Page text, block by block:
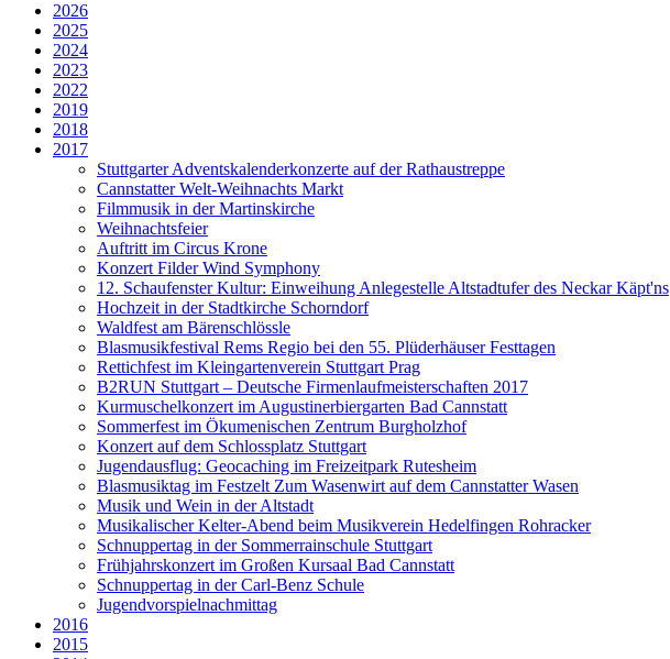
2026
2025
2024
2023
2022
2019
2018
2017
Stuttgarter Adventskalenderkonzerte auf der Rathaustreppe
Cannstatter Welt-Weihnachts Markt
Filmmusik in der Martinskirche
Weihnachtsfeier
Auftritt im Circus Krone
Konzert Filder Wind Symphony
12. Schaufenster Kultur: Einweihung Anlegestelle Altstadtufer des Neckar Käpt'ns
Hochzeit in der Stadtkirche Schorndorf
Waldfest am Bärenschlössle
Blasmusikfestival Rems Regio bei den 55. Plüderhäuser Festtagen
Rettichfest im Kleingartenverein Stuttgart Prag
B2RUN Stuttgart – Deutsche Firmenlaufmeisterschaften 2017
Kurmuschelkonzert im Augustinerbiergarten Bad Cannstatt
Sommerfest im Ökumenischen Zentrum Burgholzhof
Konzert auf dem Schlossplatz Stuttgart
Jugendausflug: Geocaching im Freizeitpark Rutesheim
Blasmusiktag im Festzelt Zum Wasenwirt auf dem Cannstatter Wasen
Musik und Wein in der Altstadt
Musikalischer Kelter-Abend beim Musikverein Hedelfingen Rohracker
Schnuppertag in der Sommerrainschule Stuttgart
Frühjahrskonzert im Großen Kursaal Bad Cannstatt
Schnuppertag in der Carl-Benz Schule
Jugendvorspielnachmittag
2016
2015